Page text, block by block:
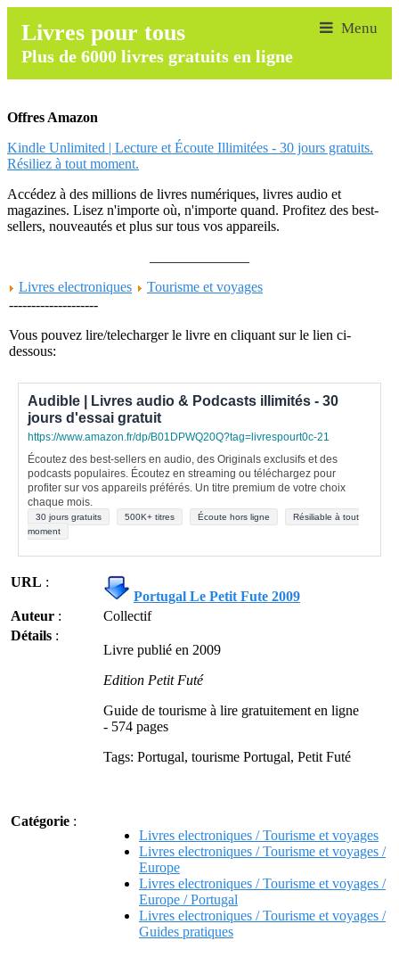
Livres pour tous
Plus de 6000 livres gratuits en ligne
Offres Amazon
Kindle Unlimited | Lecture et Écoute Illimitées - 30 jours gratuits.
Résiliez à tout moment.
Accédez à des millions de livres numériques, livres audio et
magazines. Lisez n'importe où, n'importe quand. Profitez des best-
sellers, nouveautés et plus sur tous vos appareils.
Livres electroniques
Tourisme et voyages
--------------------
Vous pouvez lire/telecharger le livre en cliquant sur le lien ci-
dessous:
Audible | Livres audio & Podcasts illimités - 30
jours d'essai gratuit
https://www.amazon.fr/dp/B01DPWQ20Q?tag=livrespourt0c-21
Écoutez des best-sellers en audio, des Originals exclusifs et des
podcasts populaires. Écoutez en streaming ou téléchargez pour
profiter sur vos appareils préférés. Un titre premium de votre choix
chaque mois.
30 jours gratuits 500K+ titres Écoute hors ligne
Résiliable à tout
moment
URL :
Portugal Le Petit Fute 2009
Auteur :
Collectif
Détails :
Livre publié en 2009
Edition Petit Futé
Guide de tourisme à lire gratuitement en ligne
- 574 pages
Tags: Portugal, tourisme Portugal, Petit Futé
Catégorie :
Livres electroniques / Tourisme et voyages
Livres electroniques / Tourisme et voyages /
Europe
Livres electroniques / Tourisme et voyages /
Europe / Portugal
Livres electroniques / Tourisme et voyages /
Guides pratiques